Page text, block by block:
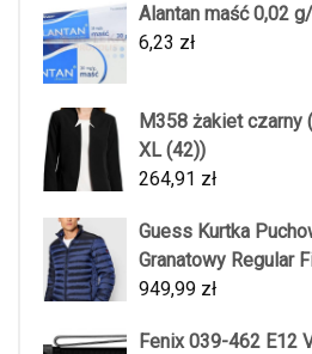
Alantan maść 0,02
6,23 zł
M358 żakiet czarny
XL (42))
264,91 zł
Guess Kurtka
Granatowy Regular
949,99 zł
Fenix 039-462 E12